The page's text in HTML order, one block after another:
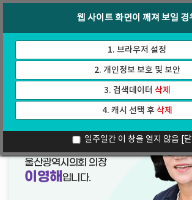
가
기
인터넷방송
웹 사이트 화면이 깨져 보일 경
1. 브라우저 설정
2. 개인정보 보호 및 보안
3. 검색데이터 삭제
4. 캐시 선택 후삭제
일주일간 이 창을 열지 않음 [
열린의장실
울산광역시의회 의장
이영해 입니다.